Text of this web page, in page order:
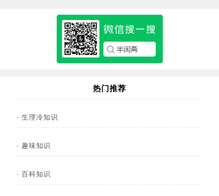
热门推荐
· 生理冷知识
· 趣味知识
· 百科知识